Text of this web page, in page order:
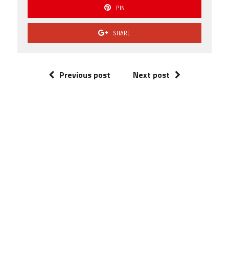
PIN
SHARE
Previous post Next post